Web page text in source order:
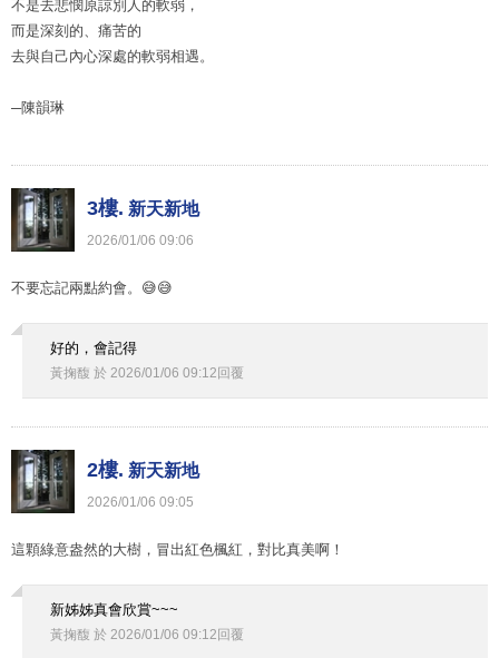
不是去悲憫原諒別人的軟弱，
而是深刻的、痛苦的
去與自己內心深處的軟弱相遇。
─陳韻琳
3樓. 新天新地
2026/01/06 09:06
不要忘記兩點約會。😅😅
好的，會記得
黃掬馥 於 2026/01/06 09:12 回覆
2樓. 新天新地
2026/01/06 09:05
這顆綠意盎然的大樹，冒出紅色楓紅，對比真美啊！
新姊姊真會欣賞~~~
黃掬馥 於 2026/01/06 09:12 回覆